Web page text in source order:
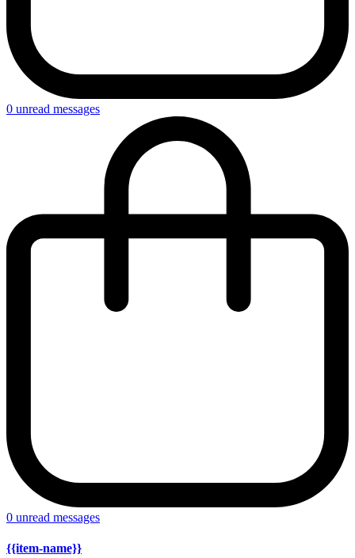
0 unread messages
0 unread messages
{{item-name}}